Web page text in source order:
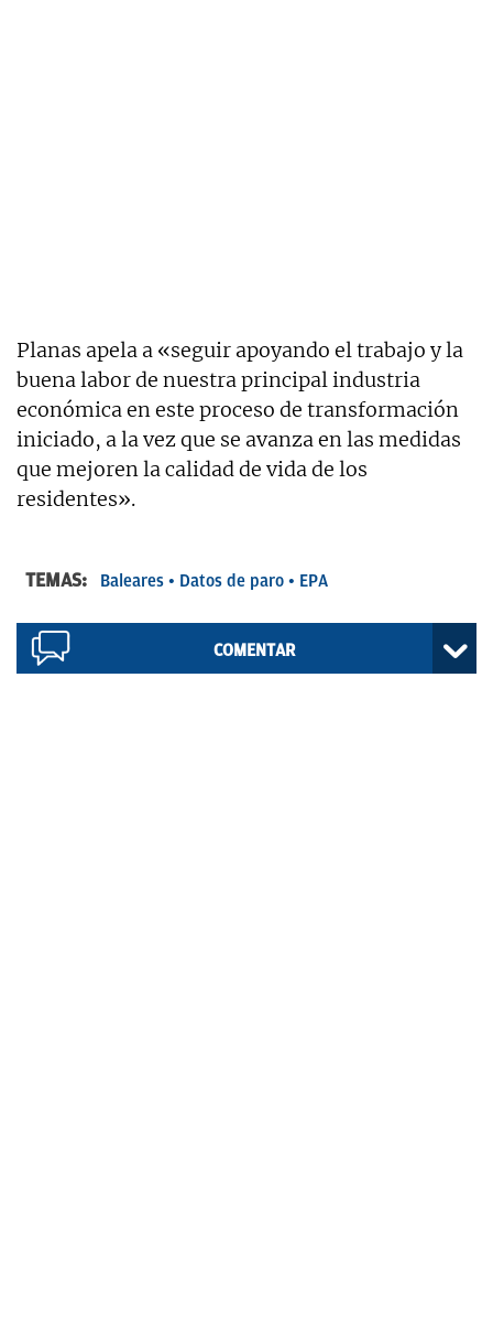
Planas apela a «seguir apoyando el trabajo y la
buena labor de nuestra principal industria
económica en este proceso de transformación
iniciado, a la vez que se avanza en las medidas
que mejoren la calidad de vida de los
residentes».
TEMAS: Baleares Datos de paro EPA
COMENTAR